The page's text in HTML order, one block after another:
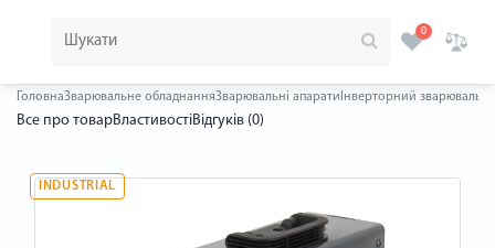
0
ГоловнаЗварювальне обладнанняЗварювальні апарати Інверторний
Все про товарВластивостіВідгуків (0)
INDUSTRIAL